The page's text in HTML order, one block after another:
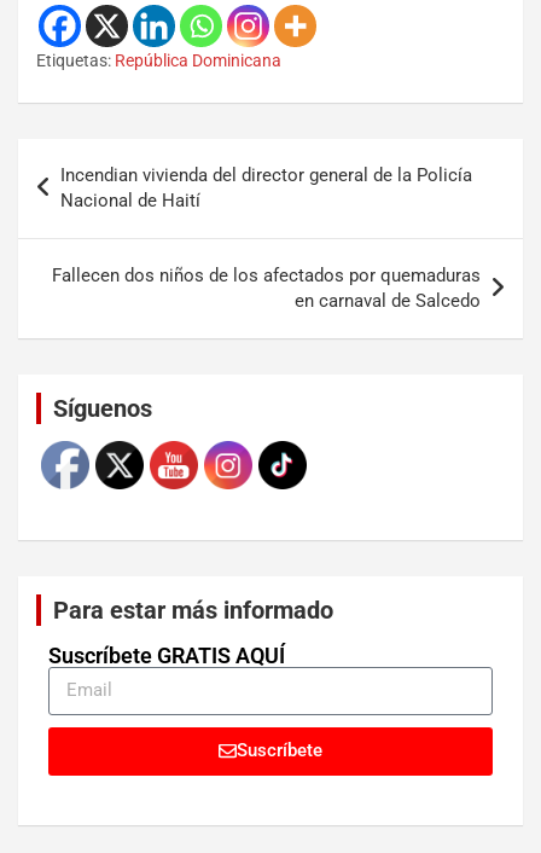
Etiquetas: República Dominicana
Incendian vivienda del director general de la Policía
Nacional de Haití
Fallecen dos niños de los afectados por quemaduras
en carnaval de Salcedo
Síguenos
Para estar más informado
Suscríbete GRATIS AQUÍ
Suscríbete